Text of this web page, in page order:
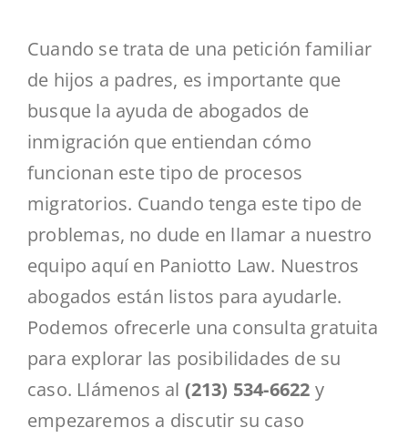
Cuando se trata de una petición familiar
de hijos a padres, es importante que
busque la ayuda de abogados de
inmigración que entiendan cómo
funcionan este tipo de procesos
migratorios. Cuando tenga este tipo de
problemas, no dude en llamar a nuestro
equipo aquí en Paniotto Law. Nuestros
abogados están listos para ayudarle.
Podemos ofrecerle una consulta gratuita
para explorar las posibilidades de su
caso. Llámenos al (213) 534-6622 y
empezaremos a discutir su caso